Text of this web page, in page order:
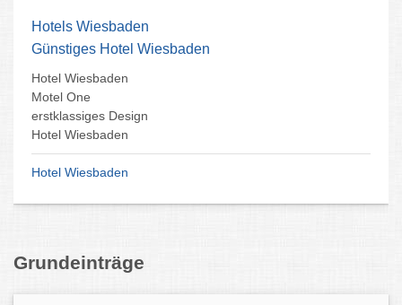
Hotels Wiesbaden
Günstiges Hotel Wiesbaden
Hotel Wiesbaden
Motel One
erstklassiges Design
Hotel Wiesbaden
Hotel Wiesbaden
Grundeinträge